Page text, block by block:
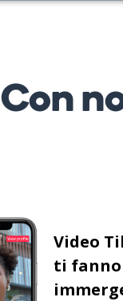
Con
Video
ti fanno